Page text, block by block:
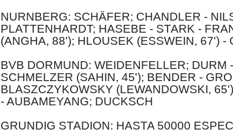
NURNBERG: SCHÄFER; CHANDLER -
PLATTENHARDT; HASEBE - STARK -
(ANGHA, 88'); HLOUSEK (ESSWEIN, 67') -
BVB DORMUND: WEIDENFELLER; DURM
SCHMELZER (SAHIN, 45'); BENDER -
BLASZCZYKOWSKY (LEWANDOWSKI,
- AUBAMEYANG; DUCKSCH
GRUNDIG STADION: HASTA 50000